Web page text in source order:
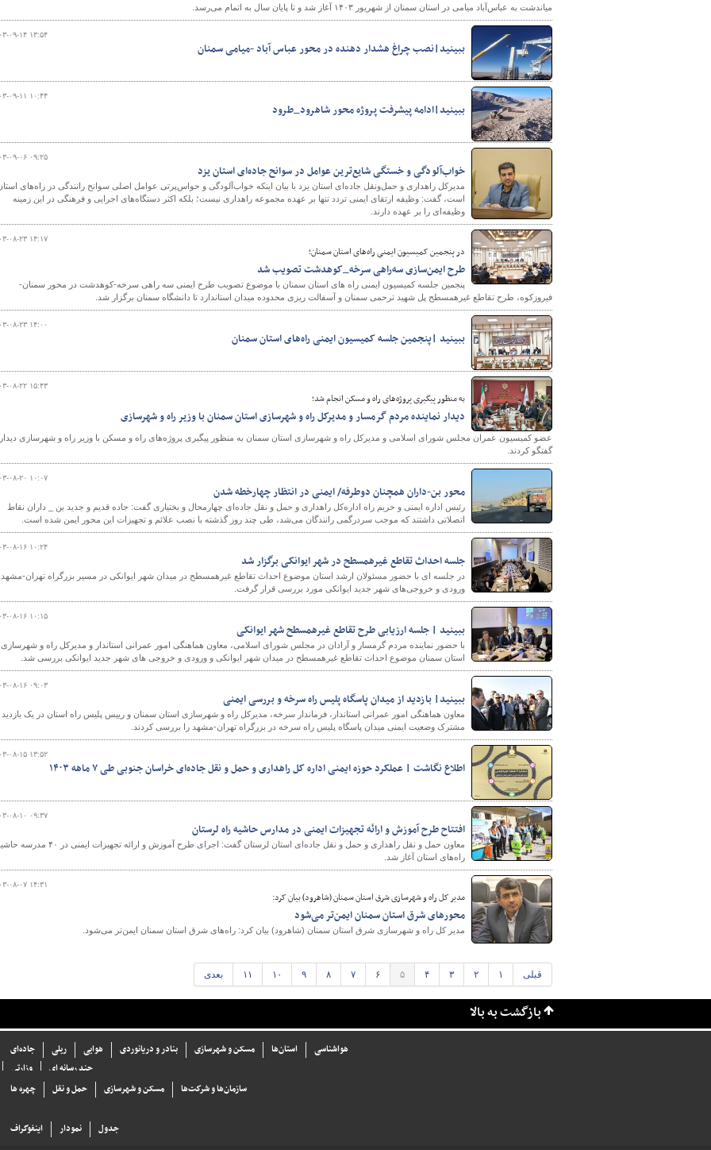
میاندشت به عباس‌آباد میامی در استان سمنان از شهریور ۱۴۰۳ آغاز شد و تا پایان سال به اتمام می‌رسد.
۱۴۰۳-۰۹-۱۴
ببینید|نصب چراغ هشدار دهنده در محور عباس آباد -میامی سمنان
۱۴۰۳-۰۹-۱۱
ببینید|ادامه پیشرفت پروژه محور شاهرود_طرود
۱۴۰۳-۰۹-۰۶
خواب‌آلودگی و خستگی شایع‌ترین عوامل در سوانح جاده‌ای استان یزد
مدیرکل راهداری و حمل‌ونقل جاده‌ای استان یزد با بیان اینکه خواب‌آلودگی و حواس‌پرتی عوامل اصلی سوانح رانندگی در راه‌های
است، گفت: وظیفه ارتقای ایمنی تردد تنها بر عهده مجموعه راهداری نیست؛ بلکه اکثر دستگاه‌های اجرایی و فرهنگی در این زمینه
وظیفه‌ای را بر عهده دارند.
۱۴۰۳-۰۸-۲۳
در پنجمین کمیسیون ایمنی راه‌های استان سمنان؛
طرح ایمن‌سازی سه‌راهی سرخه_کوهدشت تصویب شد
پنجمین جلسه کمیسیون ایمنی راه های استان سمنان با موضوع تصویب طرح ایمنی سه راهی سرخه-کوهدشت در محور سمنان-
فیروزکوه، طرح تقاطع غیرهمسطح پل شهید ترحمی سمنان و آسفالت ریزی محدوده میدان استاندارد تا دانشگاه سمنان برگزار شد.
۱۴۰۳-۰۸-۲۳
ببینید |پنجمین جلسه کمیسیون ایمنی راه‌های استان سمنان
۱۴۰۳-۰۸-۲۲
به منظور پیگیری پروژه‌های راه و مسکن انجام شد؛
دیدار نماینده مردم گرمسار و مدیرکل راه و شهرسازی استان سمنان با وزیر راه و شهرسازی
عضو کمیسیون عمران مجلس شورای اسلامی و مدیرکل راه و شهرسازی استان سمنان به منظور پیگیری پروژه‌های راه و مسکن با وزیر راه و شهرسازی
گفتگو کردند.
۱۴۰۳-۰۸-۲۰
محور بن-داران همچنان دوطرفه/ ایمنی در انتظار چهارخطه شدن
رئیس اداره ایمنی و حریم راه اداره‌کل راهداری و حمل و نقل جاده‌ای چهارمحال و بختیاری گفت: جاده قدیم و جدید بن _ داران نقاط
اتصلاتی داشتند که موجب سردرگمی رانندگان می‌شد، طی چند روز گذشته با نصب علائم و تجهیزات این محور ایمن شده است.
۱۴۰۳-۰۸-۱۶
جلسه احداث تقاطع غیرهمسطح در شهر ایوانکی برگزار شد
در جلسه ای با حضور مسئولان ارشد استان موضوع احداث تقاطع غیرهمسطح در میدان شهر ایوانکی در مسیر بزرگراه تهران-مشهد
ورودی و خروجی‌های شهر جدید ایوانکی مورد بررسی قرار گرفت.
۱۴۰۳-۰۸-۱۶
ببینید | جلسه ارزیابی طرح تقاطع غیرهمسطح شهر ایوانکی
با حضور نماینده مردم گرمسار و آرادان در مجلس شورای اسلامی، معاون هماهنگی امور عمرانی استاندار و مدیرکل راه و شهرسازی
استان سمنان موضوع احداث تقاطع غیرهمسطح در میدان شهر ایوانکی و ورودی و خروجی های شهر جدید ایوانکی بررسی شد.
۱۴۰۳-۰۸-۱۶
ببینید| بازدید از میدان پاسگاه پلیس راه سرخه و بررسی ایمنی
معاون هماهنگی امور عمرانی استاندار، فرماندار سرخه، مدیرکل راه و شهرسازی استان سمنان و رییس پلیس راه استان در یک بازدید
مشترک وضعیت ایمنی میدان پاسگاه پلیس راه سرخه در بزرگراه تهران-مشهد را بررسی کردند.
۱۴۰۳-۰۸-۱۵
اطلاع نگاشت | عملکرد حوزه ایمنی اداره کل راهداری و حمل و نقل جاده‌ای خراسان جنوبی طی ۷ ماهه ۱۴۰۳
۱۴۰۳-۰۸-۱۰
افتتاح طرح آموزش و ارائه تجهیزات ایمنی در مدارس حاشیه راه لرستان
معاون حمل و نقل راهداری و حمل و نقل جاده‌ای استان لرستان گفت: اجرای طرح آموزش و ارائه تجهیزات ایمنی در
راه‌های استان آغاز شد.
۱۴۰۳-۰۸-۰۷
مدیر کل راه و شهرسازی شرق استان سمنان (شاهرود) بیان کرد:
محورهای شرق استان سمنان ایمن‌تر می‌شود
مدیر کل راه و شهرسازی شرق استان سمنان (شاهرود) بیان کرد: راه‌های شرق استان سمنان ایمن‌تر می‌شود.
قبلی ۱ ۲ ۳ ۴ ۵ ۶ ۷ ۸ ۹ ۱۰ ۱۱ بعدی
بازگشت به بالا
جاده‌ای ریلی هوایی بنادر و دریانوردی مسکن و شهرسازی استان‌ها
هواشناسی
وزارتی
چند رسانه ای
چهره ها حمل و نقل مسکن و شهرسازی سازما‌ن‌ها و شركت‌ها
اینفوگراف نمودار جدول